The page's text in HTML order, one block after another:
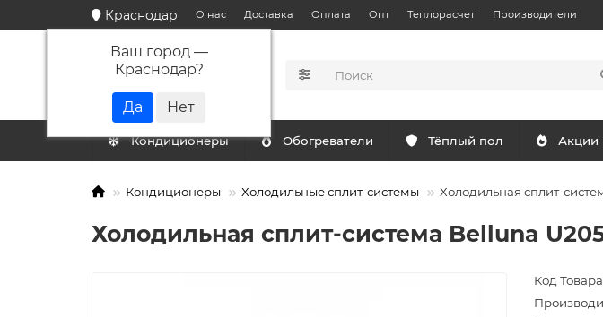
Краснодар
Ваш город —
Краснодар?
О нас Доставка Оплата Опт Теплорасчет Производители
КАТАЛОГ
Кондиционеры Обогреватели Тёплый пол Акции
Кондиционеры Холодильные сплит-системы Холодильная сплит-
Холодильная сплит-система Belluna
Код Товара